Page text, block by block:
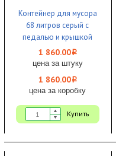
Контейнер для мусора
68 литров серый с
педалью и крышкой
Bayersan 1/4
1 860.00i
цена за штуку
1 860.00i
цена за коробку
Купить